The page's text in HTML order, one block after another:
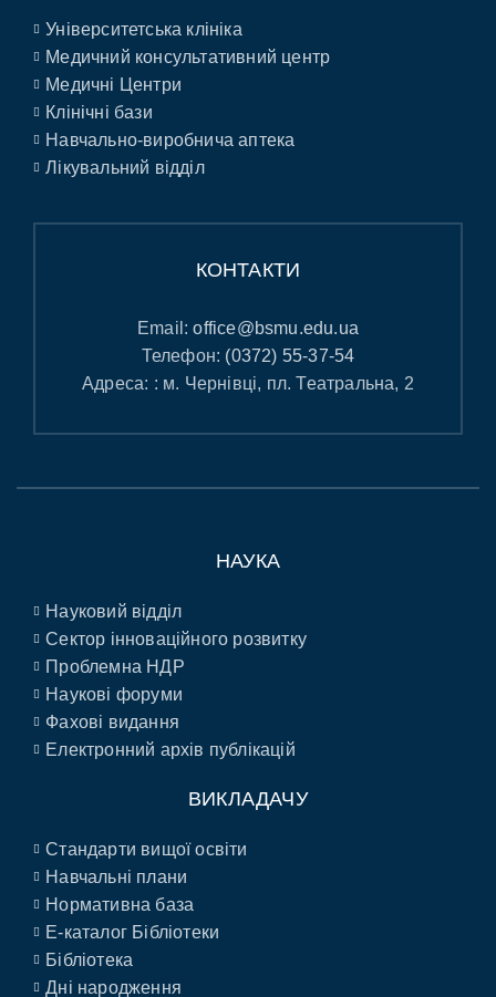
Університетська клініка
Медичний консультативний центр
Медичні Центри
Клінічні бази
Навчально-виробнича аптека
Лікувальний відділ
КОНТАКТИ
Email:office@bsmu.edu.ua
Телефон: (0372) 55-37-54
Адреса: : м. Чернівці, пл. Театральна, 2
НАУКА
Науковий відділ
Сектор інноваційного розвитку
Проблемна НДР
Наукові форуми
Фахові видання
Електронний архів публікацій
ВИКЛАДАЧУ
Стандарти вищої освіти
Навчальні плани
Нормативна база
E-каталог Бібліотеки
Бібліотека
Дні народження